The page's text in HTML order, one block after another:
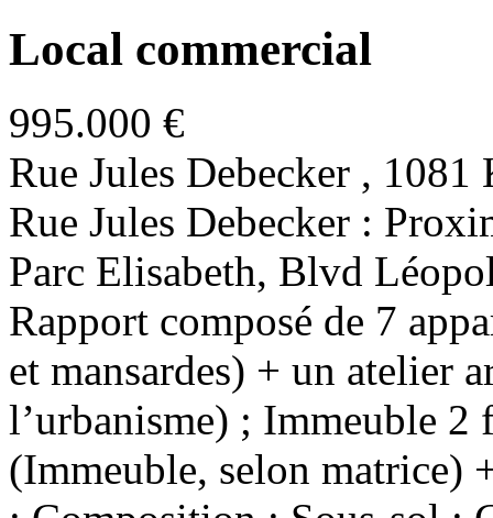
Local commercial
995.000 €
Rue Jules Debecker ,
Rue Jules Debecker :
Parc Elisabeth, Blvd
Rapport composé de 7
et mansardes) + un atelier
l’urbanisme) ; Immeuble 2
(Immeuble, selon matrice)